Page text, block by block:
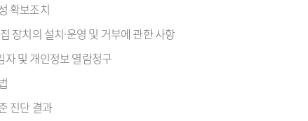
확보조치
장치의 설치·운영 및 거부에 관한 사항
자 및 개인정보 열람청구
진단 결과